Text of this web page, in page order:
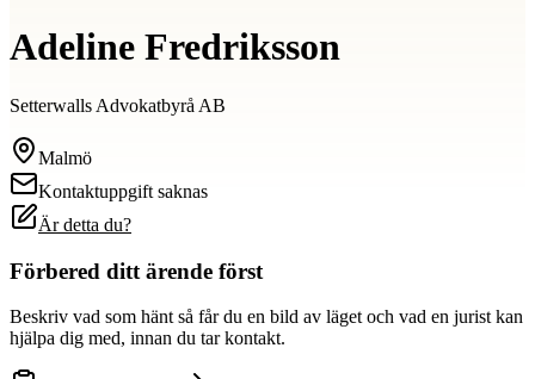
Adeline Fredriksson
Setterwalls Advokatbyrå AB
Malmö
Kontaktuppgift saknas
Är detta du?
Förbered ditt ärende först
Beskriv vad som hänt så får du en bild av läget och vad en jurist kan
hjälpa dig med, innan du tar kontakt.